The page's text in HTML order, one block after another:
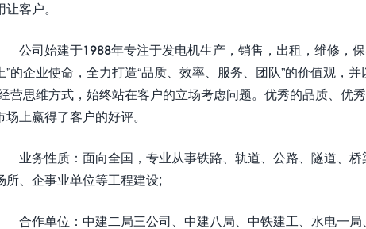
客户。
公司始建于1988年专注于发电机生产，销售，出租，维修，保
”的企业使命，全力打造“品质、效率、服务、团队”的价值观，
营思维方式，始终站在客户的立场考虑问题。优秀的品质、优
场上赢得了客户的好评。
业务性质：面向全国，专业从事铁路、轨道、公路、隧道、桥
所、企事业单位等工程建设;
合作单位：中建二局三公司、中建八局、中铁建工、水电一局